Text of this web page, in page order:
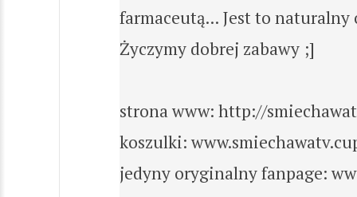
farmaceutą... Jest to
Życzymy dobrej zabawy ;]
strona www: http://
koszulki:
jedyny oryginalny fanpage: